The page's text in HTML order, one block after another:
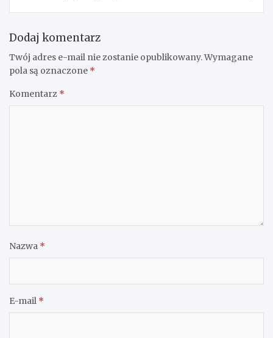
Dodaj komentarz
Twój adres e-mail nie zostanie opublikowany.Wymagane
pola są oznaczone *
Komentarz *
Nazwa *
E-mail *